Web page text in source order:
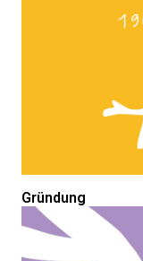
Gründung